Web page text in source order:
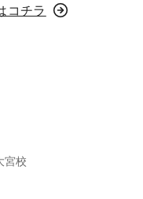
コチラ
宮校